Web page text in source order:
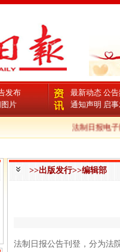
发布
片
最新动态 公
通知声明 启
法制日报电子
>>出版发行>>编辑部
法制日报公告刊登，分为法